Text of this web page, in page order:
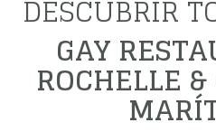
DESCUBRIR
GAY
ROCHELLE